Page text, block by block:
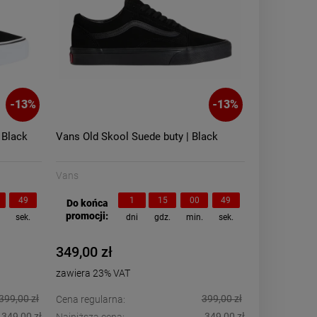
-13%
48
sek.
zł
-13%
Vans Old Skool Suede buty | Black
Vans
Do końca
promocji:
1
dni
15
gdz.
00
min.
48
sek.
349,00 zł
zawiera 23% VAT
Cena regularna:
399,00 zł